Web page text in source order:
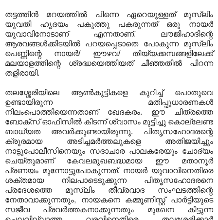
തട്ടത്തിന്‍ മറയത്തില്‍ പിന്നെ ഏറെയുള്ളത്‌ മുസ്‌ലിം
യുവതി ഹൃദയം പകുത്തു പകരുന്നത്‌ ഒരു നായര്‍
യുവാവിനോടാണ്‌ എന്നതാണ്‌. ലൗജിഹാദിന്റെ
ആരവങ്ങള്‍ക്കിടയില്‍ പറയപ്പെടാതെ പോകുന്ന മുസ്‌ലിം
പെണ്ണിന്റെ നായര്‍/ ഈഴവ/ തിയ്യക്കമ്പങ്ങളിലേക്ക്‌
മലയാളത്തിന്റെ ശ്രദ്ധയെത്തിയത്‌ ചീഞ്ഞതില്‍ പിറന്ന
തളിരായി.
തലശ്ശേരിയിലെ ആണ്‍കുട്ടികളെ കുറിച്ച്‌ പൊതുവെ
ഉണ്ടായിരുന്ന മതിപ്പുധാരണകള്‍
നിലംപൊത്തിയെന്നതാണ്‌ ഖേദകരം. ഈ ചിത്രത്തെ
ബോക്‌സ്‌ ഓഫീസില്‍ കിടന്ന്‌ ശ്വാസം മുട്ടിച്ചു കൊല്ലേണ്ട
ബാധ്യത അവര്‍ക്കുണ്ടായിരുന്നു. പിതൃസഹോദരന്റെ
ക്രൂരമായ അടിച്ചമര്‍ത്തലുകളെ അതിജയിച്ചും
നാട്ടുപോലീസിനെയും സദാചാര പാലകരേയും ചോദ്യം
ചെയ്‌തുമാണ്‌ കേവലമുഖബദ്ധമായ ഈ മതാനൂര്‍
പ്രണയം മുന്നോട്ടുപോകുന്നത്‌. നായര്‍ യുവാവിനെതിരെ
ശക്തമായ നിലപാടെടുക്കുന്ന പിതൃസഹോദരനെ
പ്രദേശത്തെ മുസ്‌ലിം തീവ്രവാദ സംഘടത്തിന്റെ
നേതാവാക്കുന്നതും, നായകനെ കമ്മൂണിസ്റ്റ്‌ പാര്‍ട്ടിയുടെ
സജീവ പ്രവര്‍ത്തകനാക്കുന്നതും മുഖേന കിട്ടുന്ന